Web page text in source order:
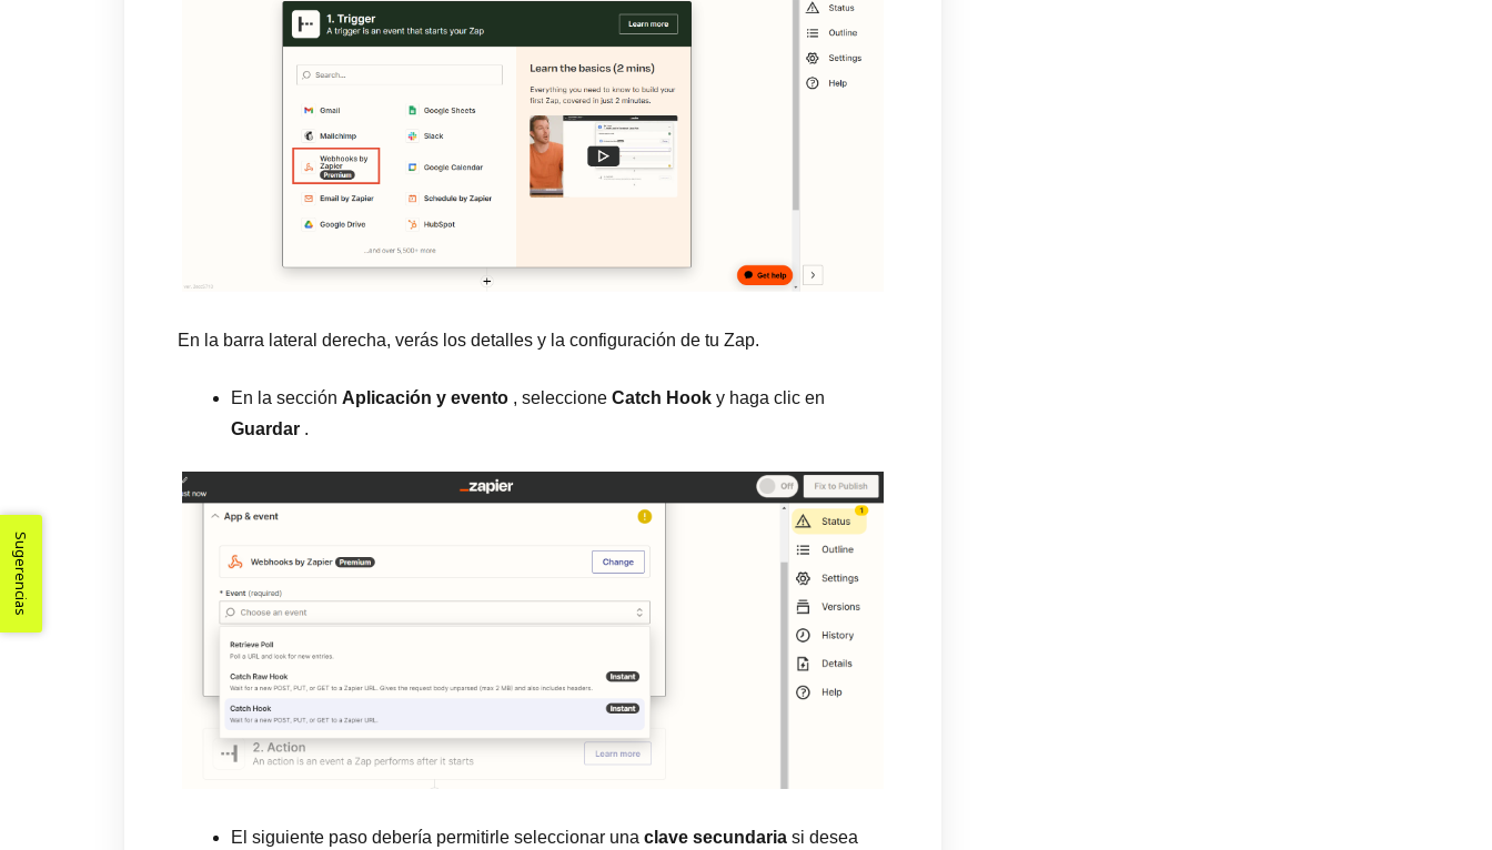
En la barra lateral derecha, verás los detalles y la configuración de tu Zap.
En la sección Aplicación y evento , seleccione Catch Hook y haga clic en
Guardar .
El siguiente paso debería permitirle seleccionar una clave secundaria si desea
Sugerencias